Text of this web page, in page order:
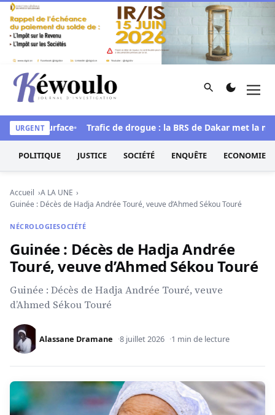
Aller au contenu
Kéwoulo, le premier site d'information et d'investigation
Rechercher
URGENTsurface Trafic de drogue : la BRS de Dakar met la main
POLITIQUE JUSTICE SOCIÉTÉ ENQUÊTE ECONOMIE
Accueil
A LA UNE
Guinée : Décès de Hadja Andrée Touré, veuve d’Ahmed Sékou Touré
NÉCROLOGIESOCIÉTÉ
Guinée : Décès de Hadja Andrée
Touré, veuve d’Ahmed Sékou Touré
Guinée : Décès de Hadja Andrée Touré, veuve
d’Ahmed Sékou Touré
Alassane Dramane 8 juillet 2026 1 min de lecture